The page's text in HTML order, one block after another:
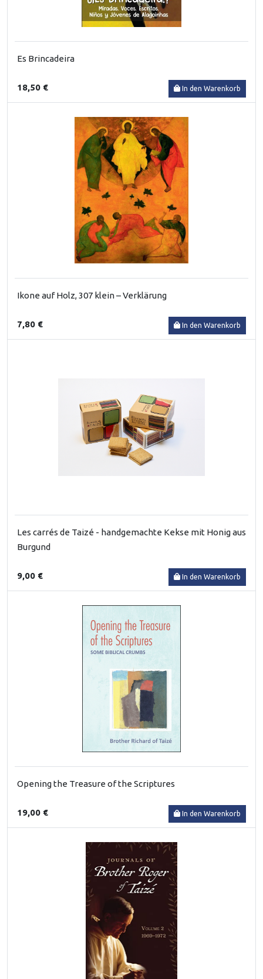
Es Brincadeira
18,50 € In den Warenkorb
Ikone auf Holz, 307 klein – Verklärung
7,80 € In den Warenkorb
Les carrés de Taizé - handgemachte Kekse mit Honig aus
Burgund
9,00 € In den Warenkorb
Opening the Treasure of the Scriptures
19,00 € In den Warenkorb